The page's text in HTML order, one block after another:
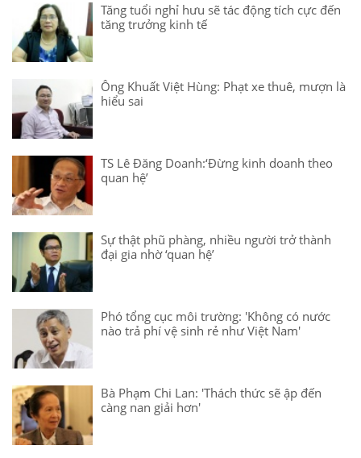
Tăng tuổi nghỉ hưu sẽ tác động tích cực đến
tăng trưởng kinh tế
Ông Khuất Việt Hùng: Phạt xe thuê, mượn là
hiểu sai
TS Lê Đăng Doanh:‘Đừng kinh doanh theo
quan hệ’
Sự thật phũ phàng, nhiều người trở thành
đại gia nhờ ‘quan hệ’
Phó tổng cục môi trường: 'Không có nước
nào trả phí vệ sinh rẻ như Việt Nam'
Bà Phạm Chi Lan: 'Thách thức sẽ ập đến
càng nan giải hơn'